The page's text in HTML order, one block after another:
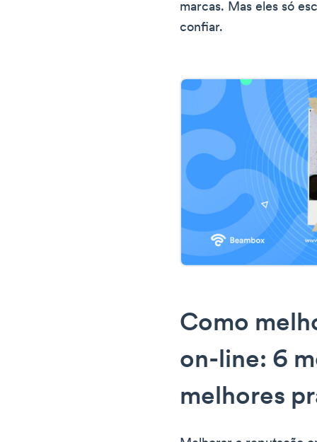
marcas. Mas eles só
confiar.
Como
on-line: 6
melhores